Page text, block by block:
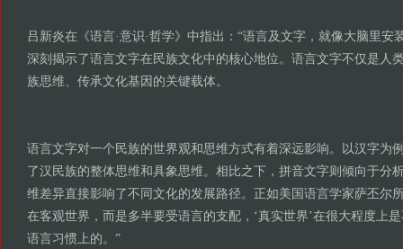
吕新炎在《语言·意识·哲学》中指出：“语言及文字，就像大脑里安
深刻揭示了语言文字在民族文化中的核心地位。语言文字不仅是人
族思维、传承文化基因的关键载体。
语言文字对一个民族的世界观和思维方式有着深远影响。以汉字为
了汉民族的整体思维和具象思维。相比之下，拼音文字则倾向于分
维差异直接影响了不同文化的发展路径。正如美国语言学家萨丕尔
在客观世界，而是多半要受语言的支配，‘真实世界’在很大程度上
语言习惯上的。”